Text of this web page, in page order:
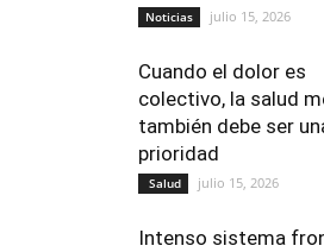
Noticias julio 15, 2026
Cuando el dolor es
colectivo, la salud
también debe ser
prioridad
Salud julio 15, 2026
Intenso sistema